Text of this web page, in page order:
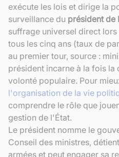
exécute les lois et dirige la
surveillance du président de
suffrage universel direct
tous les cinq ans (taux de
au premier tour, source :
président incarne à la fois la
volonté populaire. Pour
l'organisation de la vie
comprendre le rôle que
gestion de l'État.
Le président nomme le
Conseil des ministres,
armées et peut engager sa